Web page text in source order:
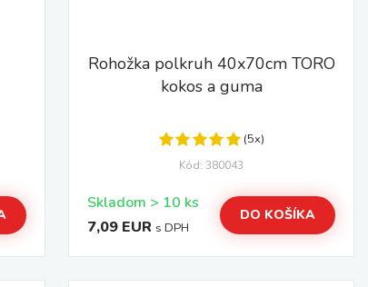
Rohožka polkruh 40x70cm TORO
kokos a guma
(5x)
Kód: 380043
Skladom > 10 ks
7,09 EUR s DPH
DO KOŠÍKA